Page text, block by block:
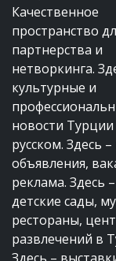
Качественное
пространство
партнерства и
нетворкинга.
культурные и
новости Турции
русском. Здесь
объявления,
реклама. Здесь
детские сады,
рестораны,
развлечений в